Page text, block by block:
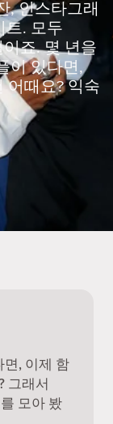
, 인스타그래
트. 모두
죠. 몇 년을
이 있다면,
어때요? 익숙
, 이제 함
그래서
모아 봤